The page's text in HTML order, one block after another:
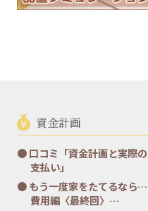
資金計画
口コミ「資金計画と実際の
支払い」
もう一度家をたてるなら…
費用編〈最終回〉…